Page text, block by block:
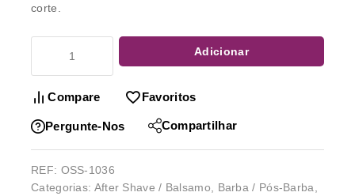
corte.
Adicionar
Compare Favoritos
Pergunte-Nos Compartilhar
REF: OSS-1036
Categorias: After Shave / Balsamo Barba / Pós-Barba